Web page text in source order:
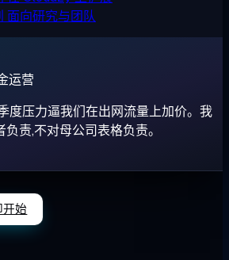
面向研究与团队
运营
度压力逼我们在出网流量上加价。我
责,不对母公司表格负责。
开始